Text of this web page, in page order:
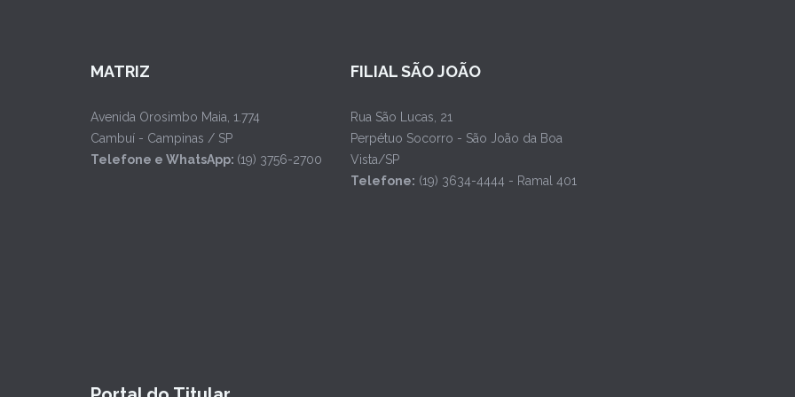
MATRIZ
Avenida Orosimbo Maia, 1.774
Cambuí - Campinas / SP
Telefone e WhatsApp: (19) 3756-2700
FILIAL SÃO JOÃO
Rua São Lucas, 21
Perpétuo Socorro - São João da Boa
Vista/SP
Telefone: (19) 3634-4444 - Ramal 401